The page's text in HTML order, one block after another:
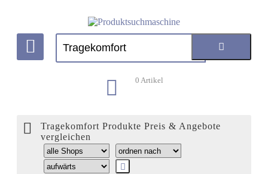
0 Artikel
Tragekomfort Produkte Preis & Angebote
vergleichen